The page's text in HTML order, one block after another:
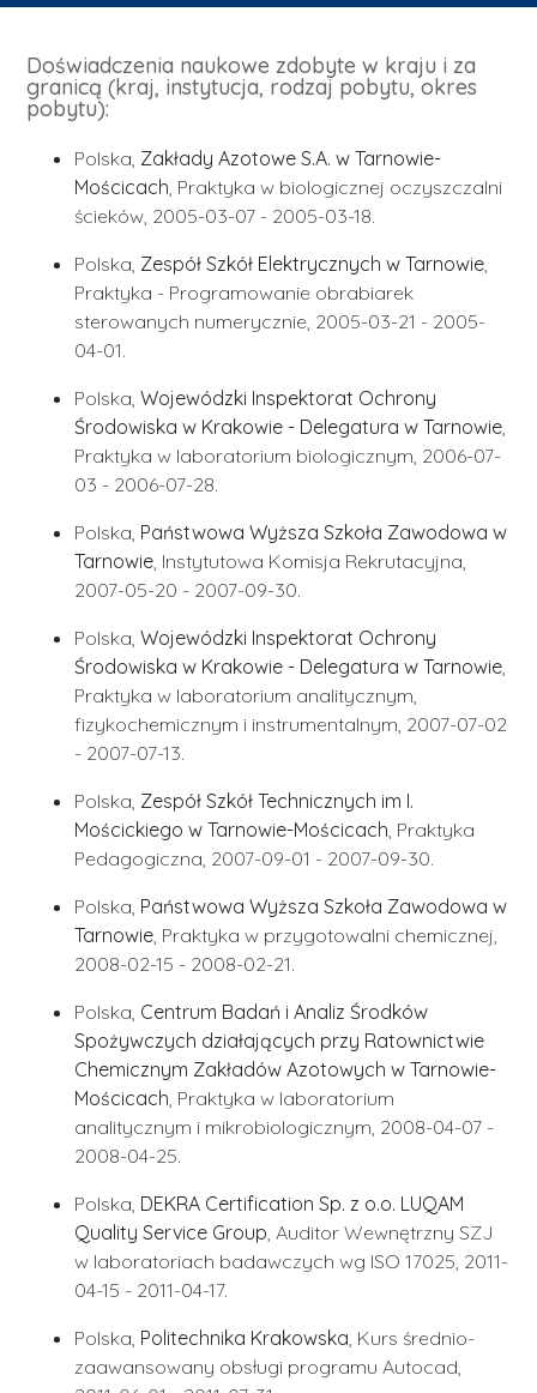
Doświadczenia naukowe zdobyte w kraju i za
granicą (kraj, instytucja, rodzaj pobytu, okres
pobytu):
Polska, Zakłady Azotowe S.A. w Tarnowie-
Mościcach, Praktyka w biologicznej oczyszczalni
ścieków, 2005-03-07 - 2005-03-18.
Polska, Zespół Szkół Elektrycznych w Tarnowie,
Praktyka - Programowanie obrabiarek
sterowanych numerycznie, 2005-03-21 - 2005-
04-01.
Polska,Wojewódzki Inspektorat Ochrony
Środowiska w Krakowie - Delegatura w Tarnowie,
Praktyka w laboratorium biologicznym, 2006-07-
03 - 2006-07-28.
Polska, Państwowa Wyższa Szkoła Zawodowa w
Tarnowie, Instytutowa Komisja Rekrutacyjna,
2007-05-20 - 2007-09-30.
Polska,Wojewódzki Inspektorat Ochrony
Środowiska w Krakowie - Delegatura w Tarnowie,
Praktyka w laboratorium analitycznym,
fizykochemicznym i instrumentalnym, 2007-07-02
- 2007-07-13.
Polska, Zespół Szkół Technicznych im I.
Mościckiego w Tarnowie-Mościcach, Praktyka
Pedagogiczna, 2007-09-01 - 2007-09-30.
Polska, Państwowa Wyższa Szkoła Zawodowa w
Tarnowie, Praktyka w przygotowalni chemicznej,
2008-02-15 - 2008-02-21.
Polska, Centrum Badań i Analiz Środków
Spożywczych działających przy Ratownictwie
Chemicznym Zakładów Azotowych w Tarnowie-
Mościcach, Praktyka w laboratorium
analitycznym i mikrobiologicznym, 2008-04-07 -
2008-04-25.
Polska, DEKRA Certification Sp. z o.o. LUQAM
Quality Service Group, Auditor Wewnętrzny SZJ
w laboratoriach badawczych wg ISO 17025, 2011-
04-15 - 2011-04-17.
Polska, Politechnika Krakowska, Kurs średnio-
zaawansowany obsługi programu Autocad,